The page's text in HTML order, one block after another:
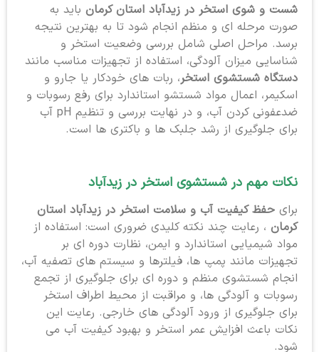
شست و شوی استخر در زیدآباد استان کرمانباید به
صورت مرحله ای و منظم انجام شود تا به بهترین نتیجه
برسد. مراحل اصلی شامل بررسی وضعیت استخر و
شناسایی میزان آلودگی، استفاده از تجهیزات مناسب مانند
دستگاه شستشوی استخر، ربات های خودکار یا جارو و
اسکیمر، اعمال مواد شستشو استاندارد برای رفع رسوبات و
ضدعفونی کردن آب، و در نهایت بررسی و تنظیم pH آب
برای جلوگیری از رشد جلبک ها و باکتری ها است.
نکات مهم در شستشوی استخر در زیدآباد
برای حفظ کیفیت آب و سلامت استخر در زیدآباد استان
کرمان ، رعایت چند نکته کلیدی ضروری است: استفاده از
مواد شیمیایی استاندارد و ایمن، نظارت دوره ای بر
تجهیزات مانند پمپ ها، فیلترها و سیستم های تصفیه آب،
انجام شستشوی منظم و دوره ای برای جلوگیری از تجمع
رسوبات و آلودگی ها، و مراقبت از محیط اطراف استخر
برای جلوگیری از ورود آلودگی های خارجی. رعایت این
نکات باعث افزایش عمر استخر و بهبود کیفیت آب می
شود.